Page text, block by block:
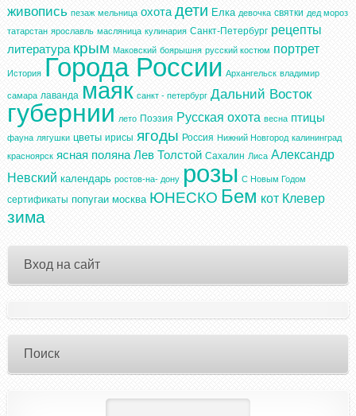
живопись пезаж мельница охота дети Елка девочка святки дед мороз
татарстан ярославль масляница кулинария Санкт-Петербург рецепты
литература крым Маковский боярышня русский костюм портрет
История Города России Архангельск владимир
самара лаванда маяк санкт - петербург Дальний Восток
губернии лето Поэзия Русская охота весна птицы
фауна лягушки цветы ирисы ягоды Россия Нижний Новгород калининград
красноярск ясная поляна Лев Толстой Сахалин Лиса Александр
Невский календарь ростов-на- дону розы С Новым Годом
сертификаты попугаи москва ЮНЕСКО Бем кот Клевер
зима
Вход на сайт
Поиск